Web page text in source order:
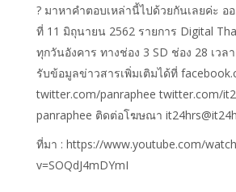
? มาหาคำตอบเหล่านี้ไปด้วยกันเลยค่ะ อ
ที่ 11 มิถุนายน 2562 รายการ Digital
ทุกวันอังคาร ทางช่อง 3 SD ช่อง 28 เวล
รับข้อมูลข่าวสารเพิ่มเติมได้ที่
twitter.com/panraphee twitter.com/
panraphee ติดต่อโฆษณา
ที่มา : https://www.youtube.com/
v=SOQdJ4mDYmI